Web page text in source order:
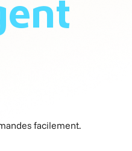
facilement.